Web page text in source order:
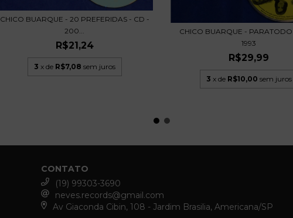
CHICO BUARQUE - 20 PREFERIDAS - CD -
200...
R$21,24
3 x de R$7,08 sem juros
CHICO BUARQUE -
1993
R$29,99
3 x de R$10,00 sem juros
CONTATO
(19) 99303-3690
neves.records@gmail.com
Av Giaconda Cibin, 108 - Jardim Brasilia, Americana/SP